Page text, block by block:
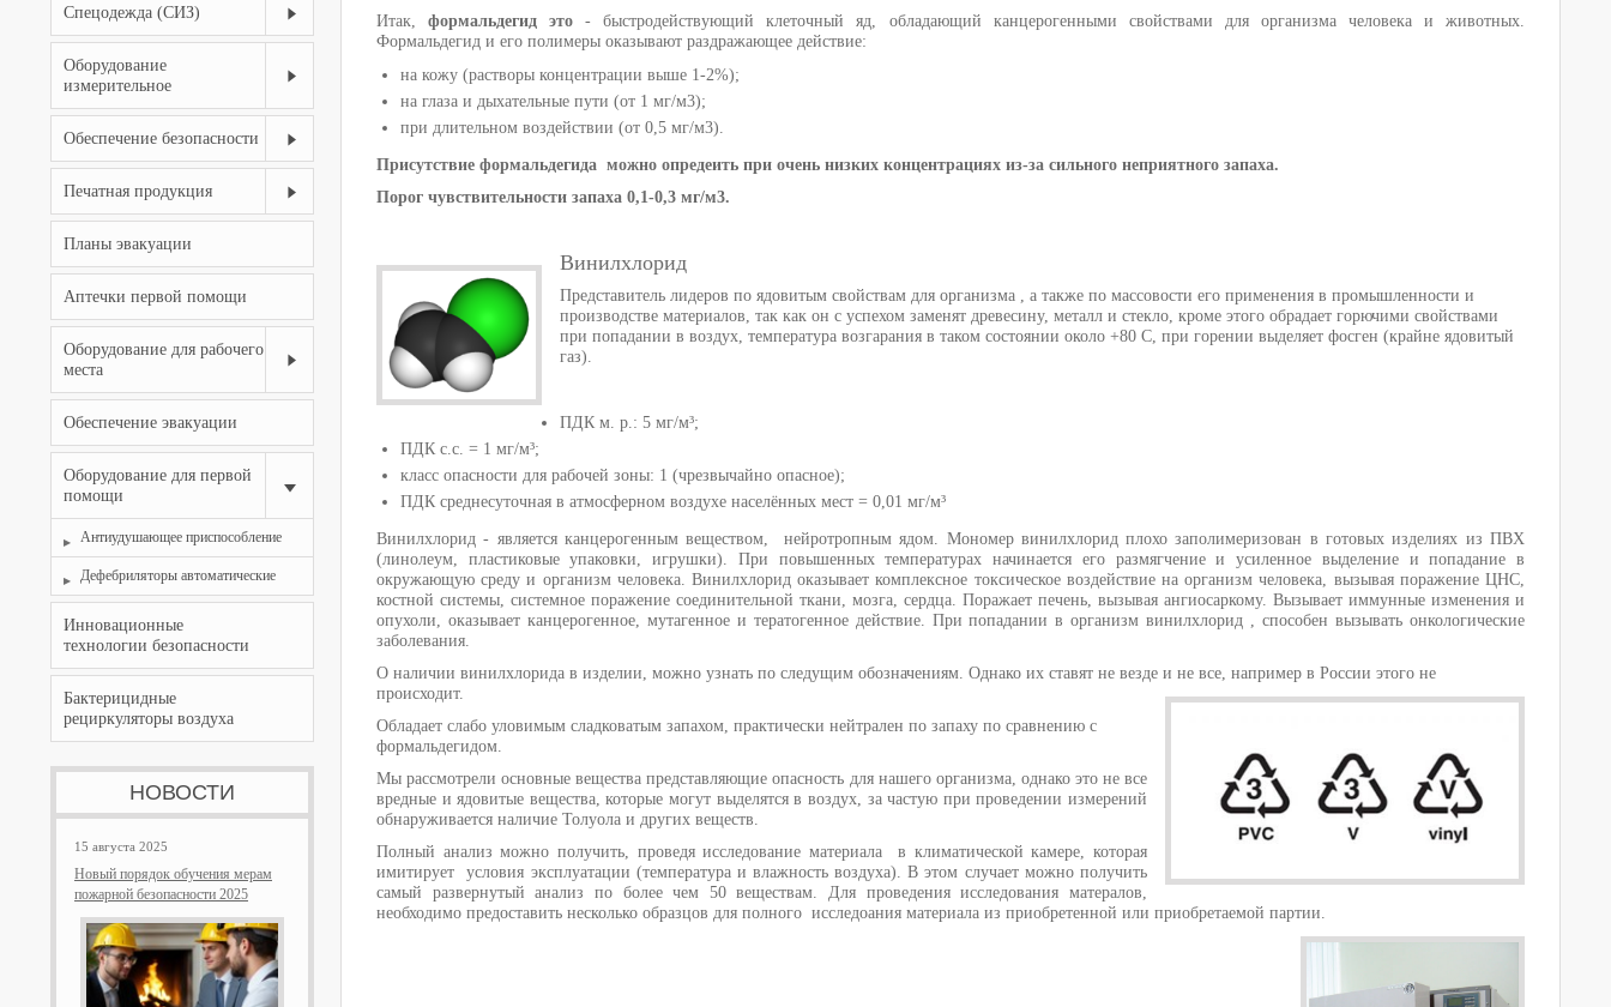
Спецодежда (СИЗ)
Оборудование
измерительное
Обеспечение безопасности
Печатная продукция
Планы эвакуации
Аптечки первой помощи
Оборудование для рабочего
места
Обеспечение эвакуации
Оборудование для первой
помощи
Антиудушающее приспособление
Дефебриляторы автоматические
Инновационные
технологии безопасности
Бактерицидные
рециркуляторы воздуха
НОВОСТИ
15 августа 2025
Новый порядок обучения мерам
пожарной безопасности 2025
Итак,формальдегид это - быстродействующий клеточный яд, обладающий канцерогенными свойствами для организма человека и животных.
Формальдегид и его полимеры оказывают раздражающее действие:
на кожу (растворы концентрации выше 1-2%);
на глаза и дыхательные пути (от 1 мг/м3);
при длительном воздействии (от 0,5 мг/м3).
Присутствие формальдегида можно опредеить при очень низких концентрациях из-за сильного неприятного запаха.
Порог чувствительности запаха 0,1-0,3 мг/м3.
Винилхлорид
Представитель лидеров по ядовитым свойствам для организма , а также по массовости его применения в промышленности и
производстве материалов, так как он с успехом заменят древесину, металл и стекло, кроме этого обрадает горючими свойствами
при попадании в воздух, температура возгарания в таком состоянии около +80 C, при горении выделяет фосген (крайне ядовитый
газ).
ПДК м. р.: 5 мг/м³;
ПДК с.с. = 1 мг/м³;
класс опасности для рабочей зоны: 1 (чрезвычайно опасное);
ПДК среднесуточная в атмосферном воздухе населённых мест = 0,01 мг/м³
Винилхлорид - является канцерогенным веществом, нейротропным ядом. Мономер винилхлорид плохо заполимеризован в готовых изделиях из ПВХ
(линолеум, пластиковые упаковки, игрушки). При повышенных температурах начинается его размягчение и усиленное выделение и попадание в
окружающую среду и организм человека. Винилхлорид оказывает комплексное токсическое воздействие на организм человека, вызывая поражение ЦНС,
костной системы, системное поражение соединительной ткани, мозга, сердца. Поражает печень, вызывая ангиосаркому. Вызывает иммунные изменения и
опухоли, оказывает канцерогенное, мутагенное и тератогенное действие. При попадании в организм винилхлорид , способен вызывать онкологические
заболевания.
О наличии винилхлорида в изделии, можно узнать по следущим обозначениям. Однако их ставят не везде и не все, например в России этого не
происходит.
Обладает слабо уловимым сладковатым запахом, практически нейтрален по запаху по сравнению с
формальдегидом.
Мы рассмотрели основные вещества представляющие опасность для нашего организма, однако это не все
вредные и ядовитые вещества, которые могут выделятся в воздух, за частую при проведении измерений
обнаруживается наличие Толуола и других веществ.
Полный анализ можно получить, проведя исследование материала в климатической камере, которая
имитирует условия эксплуатации (температура и влажность воздуха). В этом случает можно получить
самый развернутый анализ по более чем 50 веществам. Для проведения исследования матералов,
необходимо предоставить несколько образцов для полного исследоания материала из приобретенной или приобретаемой партии.